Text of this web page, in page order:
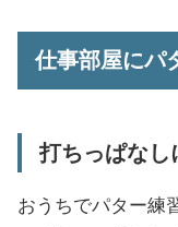
仕事部屋にパ
打ちっぱなし
おうちでパター練